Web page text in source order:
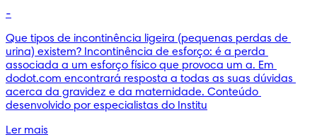
-
Que tipos de incontinência ligeira (pequenas perdas de
urina) existem? Incontinência de esforço: é a perda
associada a um esforço físico que provoca um a. Em
dodot.com encontrará resposta a todas as suas dúvidas
acerca da gravidez e da maternidade. Conteúdo
desenvolvido por especialistas do Institu
Ler mais